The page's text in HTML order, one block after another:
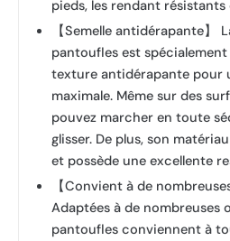
pieds, les rendant résistants
【Semelle antidérapante】
pantoufles est
texture antidérapante pour
maximale. Même sur des
pouvez marcher en toute
glisser. De plus, son
et possède une excellente
【Convient à de
Adaptées à de nombreuses
pantoufles conviennent à